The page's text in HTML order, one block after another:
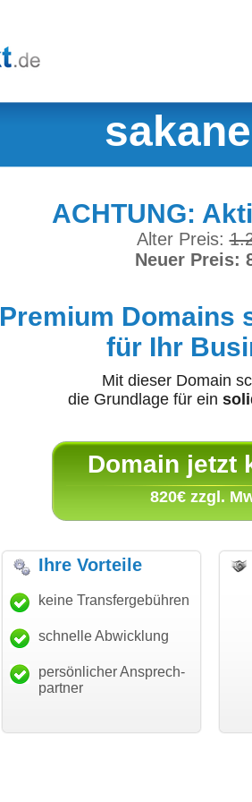
ACHTUNG:
Alter Preis:
Neuer Preis:
Premium Domains
für Ihr
Mit dieser Domain
die Grundlage für ein
Domain jetzt
820€ zzgl.
"Danke für den schnellen
Transfer und guten Service!"
Thomas Schäfer
i can eckert communication GmbH
"Ich bin
haben.
Ihre Vorteile
keine Transfergebühren
schnelle Abwicklung
persönlicher Ansprech-
partner